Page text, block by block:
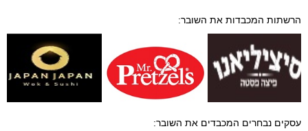
הרשתות המכבדות את השובר:
עסקים נבחרים המכבדים את השובר: